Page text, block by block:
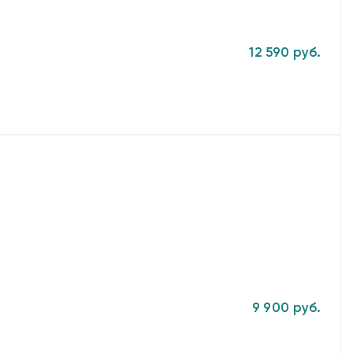
12 590 руб.
9 900 руб.